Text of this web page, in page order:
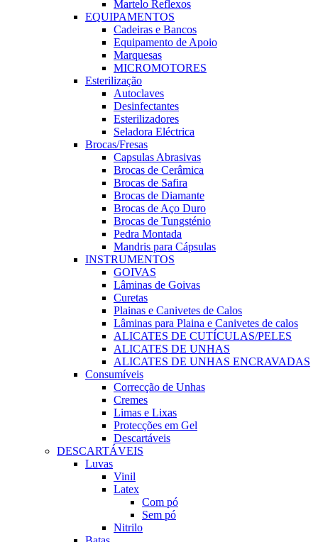
Martelo Reflexos
EQUIPAMENTOS
Cadeiras e Bancos
Equipamento de Apoio
Marquesas
MICROMOTORES
Esterilização
Autoclaves
Desinfectantes
Esterilizadores
Seladora Eléctrica
Brocas/Fresas
Capsulas Abrasivas
Brocas de Cerâmica
Brocas de Safira
Brocas de Diamante
Brocas de Aço Duro
Brocas de Tungsténio
Pedra Montada
Mandris para Cápsulas
INSTRUMENTOS
GOIVAS
Lâminas de Goivas
Curetas
Plainas e Canivetes de Calos
Lâminas para Plaina e Canivetes de calos
ALICATES DE CUTÍCULAS/PELES
ALICATES DE UNHAS
ALICATES DE UNHAS ENCRAVADAS
Consumíveis
Correcção de Unhas
Cremes
Limas e Lixas
Protecções em Gel
Descartáveis
DESCARTÁVEIS
Luvas
Vinil
Latex
Com pó
Sem pó
Nitrilo